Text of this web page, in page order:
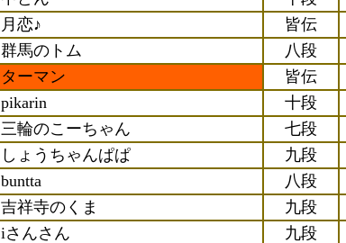
月恋♪ 皆伝
群馬のトム 八段
ターマン 皆伝
pikarin 十段
三輪のこーちゃん 七段
しょうちゃんぱぱ 九段
buntta 八段
吉祥寺のくま 九段
iさんさん 九段